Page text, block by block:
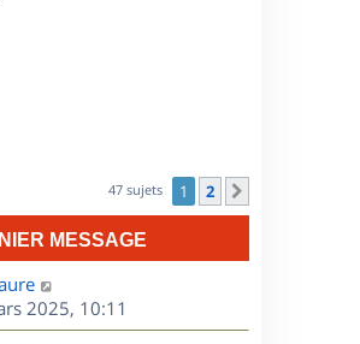
47 sujets 1 2
MESSAGE
2025, 10:11